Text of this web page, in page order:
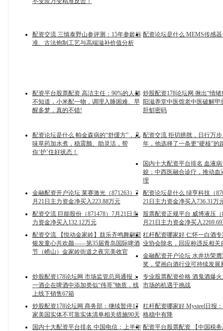
配资交流 三慎泰野山参评测：15年参龄标
准、古法炮制工艺与高端滋补价值分析
配资论坛是什么 MEMS传感
配资平台股票配资 高洁主任：90%的人都
不知道，小米配一物，调理入睡困难、早
醒多梦，真的不错!
炒股配资178论坛网 揪出“情
阳滋养堂中医馆老中医破解甲
肝郁密码
配资论坛是什么 帕金森病的“舒缓方”，几
味草药加水煮，稳震颤、助灵活，帮
你‘护’住好状态！
配资交流 拒切膀胱，日行万
年，他选择了一条更“硬核”的
国内十大配资平台排名 血液
姣：中西医融合诊疗，推动血
理
金融配资开户论坛 莱赛激光（871263）7
月21日主力资金净买入223.88万元
配资论坛是什么 绿亨科技（
21日主力资金净买入736.31万
配资交流 巨能股份（871478）7月21日主
力资金净买入132.12万元
股票配资正规平台 威博液压（
月21日主力资金净买入
配资交流 【悦动金家岭】鼓乐齐鸣舞翩跹
银发童心共欢颜——第35届青岛国际啤酒
节（崂山）金家岭街道之夜完美收官
杠杆配资哪家好 仁怀一白酒
业协会除名，回应称违反相关
金融配资开户论坛 水井坊荣膺
奖，擘画白酒行业可持续发展
炒股配资178论坛网 市场监管总局通报：
一酒企在啤酒中添加类似“伟哥”物质，线
上线下销售67箱
专业股票配资价格 酒鬼酒爆
市场的机遇于挑战
炒股配资178论坛网 商务部：继续暂停17
家美国实体不可靠实体清单相关措施90天
杠杆配资哪家好 Mysteel日报
格稳中有降
国内十大配资平台排名 中国电信：上半年 配资平台股票配资 【中国税